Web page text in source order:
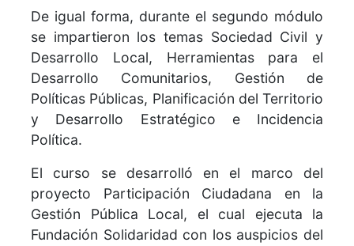
De igual forma, durante el segundo módulo
se impartieron los temas Sociedad Civil y
Desarrollo Local, Herramientas para el
Desarrollo Comunitarios, Gestión de
Políticas Públicas, Planificación del Territorio
y Desarrollo Estratégico e Incidencia
Política.
El curso se desarrolló en el marco del
proyecto Participación Ciudadana en la
Gestión Pública Local, el cual ejecuta la
Fundación Solidaridad con los auspicios del